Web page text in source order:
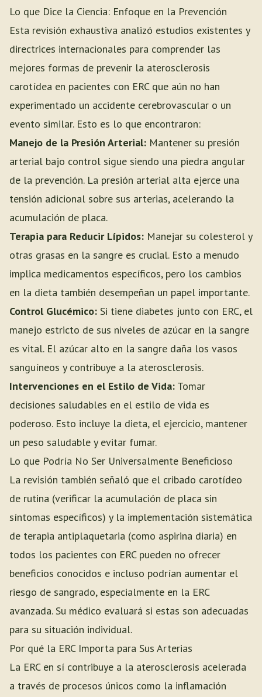
Lo que Dice la Ciencia: Enfoque en la Prevención
Esta revisión exhaustiva analizó estudios existentes y
directrices internacionales para comprender las
mejores formas de prevenir la aterosclerosis
carotídea en pacientes con ERC que aún no han
experimentado un accidente cerebrovascular o un
evento similar. Esto es lo que encontraron:
Manejo de la Presión Arterial: Mantener su presión
arterial bajo control sigue siendo una piedra angular
de la prevención. La presión arterial alta ejerce una
tensión adicional sobre sus arterias, acelerando la
acumulación de placa.
Terapia para Reducir Lípidos: Manejar su colesterol y
otras grasas en la sangre es crucial. Esto a menudo
implica medicamentos específicos, pero los cambios
en la dieta también desempeñan un papel importante.
Control Glucémico: Si tiene diabetes junto con ERC, el
manejo estricto de sus niveles de azúcar en la sangre
es vital. El azúcar alto en la sangre daña los vasos
sanguíneos y contribuye a la aterosclerosis.
Intervenciones en el Estilo de Vida: Tomar
decisiones saludables en el estilo de vida es
poderoso. Esto incluye la dieta, el ejercicio, mantener
un peso saludable y evitar fumar.
Lo que Podría No Ser Universalmente Beneficioso
La revisión también señaló que el cribado carotídeo
de rutina (verificar la acumulación de placa sin
síntomas específicos) y la implementación sistemática
de terapia antiplaquetaria (como aspirina diaria) en
todos los pacientes con ERC pueden no ofrecer
beneficios conocidos e incluso podrían aumentar el
riesgo de sangrado, especialmente en la ERC
avanzada. Su médico evaluará si estas son adecuadas
para su situación individual.
Por qué la ERC Importa para Sus Arterias
La ERC en sí contribuye a la aterosclerosis acelerada
a través de procesos únicos como la inflamación